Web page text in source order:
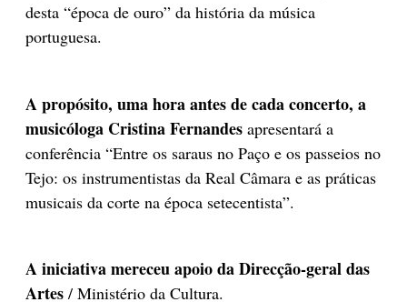
desta “época de ouro” da história da música
portuguesa.
A propósito, uma hora antes de cada concerto, a
musicóloga Cristina Fernandes apresentará a
conferência “Entre os saraus no Paço e os passeios no
Tejo: os instrumentistas da Real Câmara e as práticas
musicais da corte na época setecentista”.
A iniciativa mereceu apoio da Direcção-geral das
Artes / Ministério da Cultura.